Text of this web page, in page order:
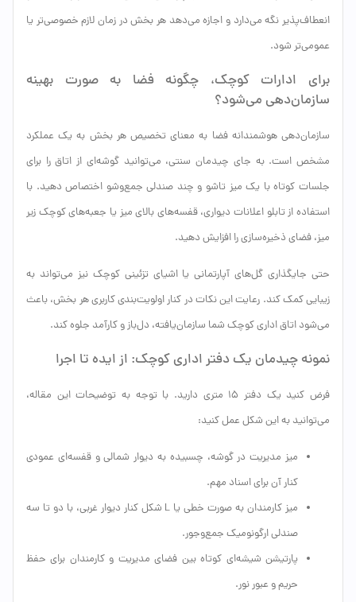
انعطاف‌پذیر نگه می‌دارد و اجازه می‌دهد هر بخش در زمان لازم خصوصی‌تر یا
عمومی‌تر شود.
برای ادارات کوچک، چگونه فضا به صورت بهینه
سازمان‌دهی می‌شود؟
سازمان‌دهی هوشمندانه فضا به معنای تخصیص هر بخش به یک عملکرد
مشخص است. به جای چیدمان سنتی، می‌توانید گوشه‌ای از اتاق را برای
جلسات کوتاه با یک میز تاشو و چند صندلی جمع‌وشو اختصاص دهید. با
استفاده از تابلو اعلانات دیواری، قفسه‌های بالای میز یا جعبه‌های کوچک زیر
میز، فضای ذخیره‌سازی را افزایش دهید.
حتی جایگذاری گل‌های آپارتمانی یا اشیای تزئینی کوچک نیز می‌تواند به
زیبایی کمک کند. رعایت این نکات در کنار اولویت‌بندی کاربری هر بخش، باعث
می‌شود اتاق اداری کوچک شما سازمان‌یافته، دل‌باز و کارآمد جلوه کند.
نمونه چیدمان یک دفتر اداری کوچک: از ایده تا اجرا
فرض کنید یک دفتر ۱۵ متری دارید. با توجه به توضیحات این مقاله،
می‌توانید به این شکل عمل کنید:
میز مدیریت در گوشه، چسبیده به دیوار شمالی و قفسه‌ای عمودی
کنار آن برای اسناد مهم.
میز کارمندان به صورت خطی یا L شکل کنار دیوار غربی، با دو تا سه
صندلی ارگونومیک جمع‌وجور.
پارتیشن شیشه‌ای کوتاه بین فضای مدیریت و کارمندان برای حفظ
حریم و عبور نور.